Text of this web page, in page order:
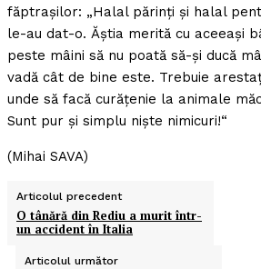
făptraşilor: „Halal părinţi şi halal
le-au dat-o. Ăştia merită cu aceeaşi
peste mâini să nu poată să-şi ducă
vadă cât de bine este. Trebuie
unde să facă curăţenie la animale
Sunt pur şi simplu nişte nimicuri!“
(Mihai SAVA)
Articolul precedent
O tânără din Rediu a murit într-
un accident în Italia
Articolul următor